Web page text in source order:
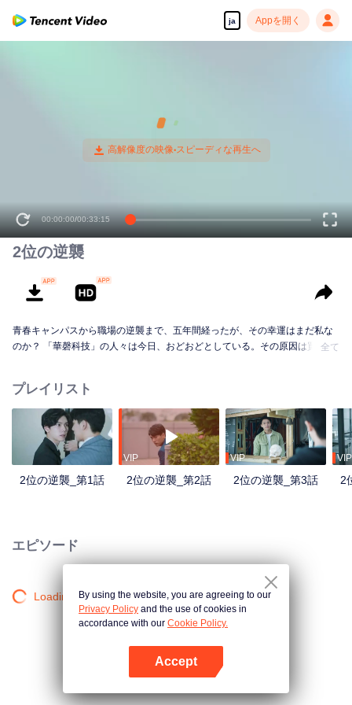
ja Appを開く
00:00:00/00:33:15
2位の逆襲
青春キャンパスから職場の逆襲まで、五年間経ったが、その幸運はまだ私な
のか？ 「華磬科技」の人々は今日、おどおどとしている。その原因は買収さ
きない。さらに整合に派遣されている担当者は人を殺してもまばたきもしな
いような冷酷な人だと聞いて、もっと心配することになる。 シュウ・ショイ
ツは怒り目で、気楽ようなコウ・シトクに睨んでいて、五年の間に、二人の
男の子が男に成長した。シュウ・ショイツは若い時の軽はずみの感情を十分
に認識できて、负けず嫌いな彼は気がないなら、別れると決めた。五年後、
二人は意外に出会えて、シュウ・ショイツは買収側の会社の代表となってい
る。良心がなく悪意に捨てられて、いつもの第二位は逆襲を決定して、学業
全て
プレイリスト
2位の逆襲_第1話
VIP
2位の逆襲_第2話
VIP
2位の逆襲_第3話
VIP
2
エピソード
Loading…By using the website, you are agreeing to our
Privacy Policy and the use of cookies in
accordance with our Cookie Policy.
Accept